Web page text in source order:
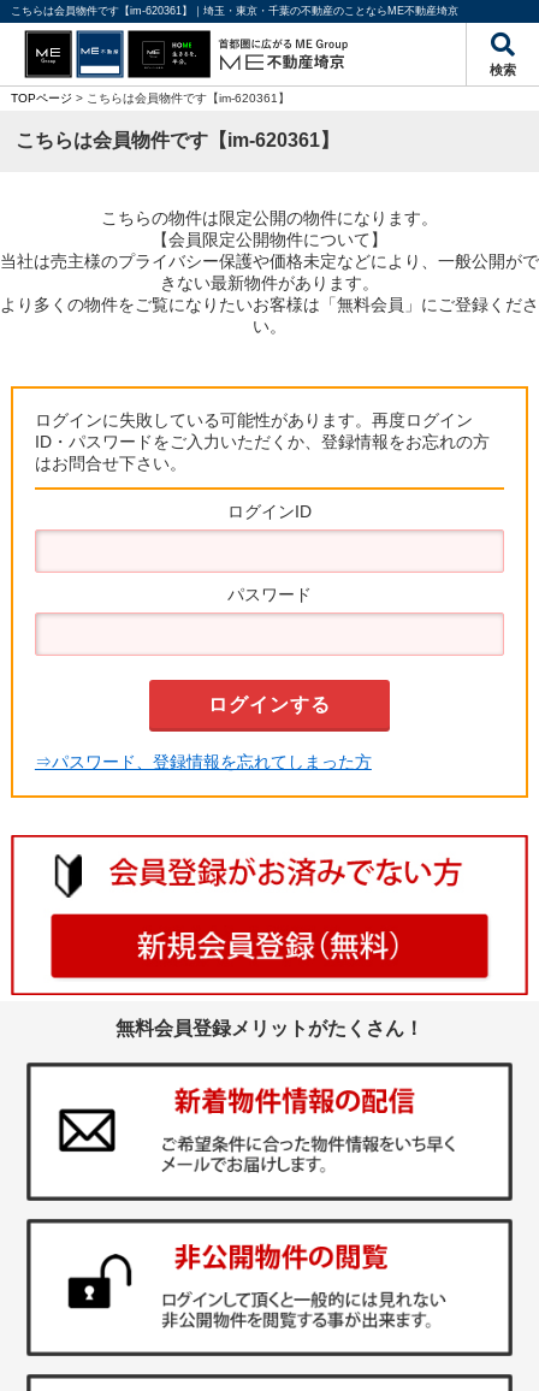
こちらは会員物件です【im-620361】｜埼玉・東京・千葉の不動産のことならME不動産埼京
検索
TOPページ > こちらは会員物件です【im-620361】
こちらは会員物件です【im-620361】
こちらの物件は限定公開の物件になります。
【会員限定公開物件について】
当社は売主様のプライバシー保護や価格未定などにより、一般公開がで
きない最新物件があります。
より多くの物件をご覧になりたいお客様は「無料会員」にご登録くださ
い。
ログインに失敗している可能性があります。再度ログイン
ID・パスワードをご入力いただくか、登録情報をお忘れの方
はお問合せ下さい。
ログインID
パスワード
⇒パスワード、登録情報を忘れてしまった方
無料会員登録メリットがたくさん！